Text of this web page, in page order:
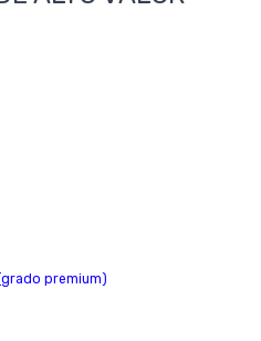
premium)